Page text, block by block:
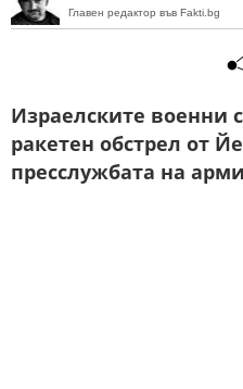
Главен редактор във Fakti.bg
Израелските военни
ракетен обстрел от
пресслужбата на